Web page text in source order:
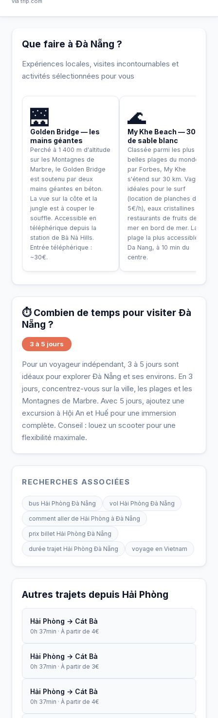
Que faire à Đà Nẵng ?
Expériences locales, visites incontournables et
activités sélectionnées pour vous
🌉
Golden Bridge — les
mains géantes
Perché à 1 400 m d'altitude
sur les Montagnes de
Marbre, le Golden Bridge
est soutenu par deux
mains géantes en béton.
La vue sur la côte et la
jungle est à couper le
souffle. Accessible en
téléphérique depuis la
station de Bà Nà Hills.
Entrée téléphérique :
~30€.
🌊
My Khe Beach — 30 km
de sable blanc
Classée parmi les plus
belles plages du monde
par Forbes, My Khe
s'étend sur 30 km. Vagues
idéales pour le surf
(location de planches dès
5€/h), eaux cristallines et
restaurants de fruits de
mer en bord de mer. La
plage la plus accessible de
Da Nang, à 10 min du
centre.
⏱️ Combien de temps pour visiter Đà
Nẵng ?
3 à 5 jours
Pour un voyageur indépendant, 3 à 5 jours sont
idéaux pour explorer Đà Nẵng et ses environs. En 3
jours, concentrez-vous sur la ville, les plages et les
Montagnes de Marbre. Avec 5 jours, ajoutez une
excursion à Hội An et Huế pour une immersion
complète. Conseil : louez un scooter pour une
flexibilité maximale.
RECHERCHES ASSOCIÉES
bus Hải Phòng Đà Nẵng vol Hải Phòng Đà Nẵng
comment aller de Hải Phòng à Đà Nẵng
prix billet Hải Phòng Đà Nẵng
durée trajet Hải Phòng Đà Nẵng voyage en Vietnam
Autres trajets depuis Hải Phòng
Hải Phòng → Cát Bà
0h 37min · À partir de 4€
Hải Phòng → Cát Bà
0h 37min · À partir de 3€
Hải Phòng → Cát Bà
0h 37min · À partir de 4€